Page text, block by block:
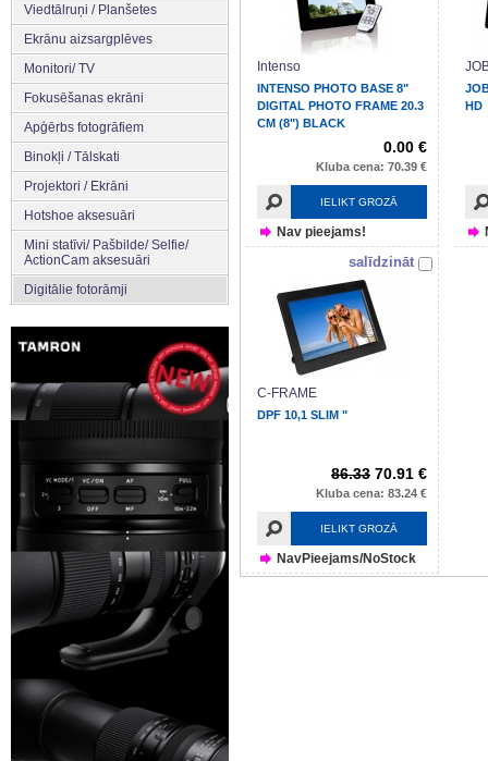
Viedtālruņi / Planšetes
Ekrānu aizsargplēves
Monitori/ TV
Fokusēšanas ekrāni
Apģērbs fotogrāfiem
Binokļi / Tālskati
Projektori / Ekrāni
Hotshoe aksesuāri
Mini statīvi/ Pašbilde/ Selfie/
ActionCam aksesuāri
Digitālie fotorāmji
Intenso
INTENSO PHOTO BASE 8"
DIGITAL PHOTO FRAME 20.3
CM (8") BLACK
0.00 €
Kluba cena: 70.39 €
IELIKT GROZĀ
Nav pieejams!
HD
salīdzināt
C-FRAME
DPF 10,1 SLIM "
86.33 70.91 €
Kluba cena: 83.24 €
IELIKT GROZĀ
NavPieejams/NoStock